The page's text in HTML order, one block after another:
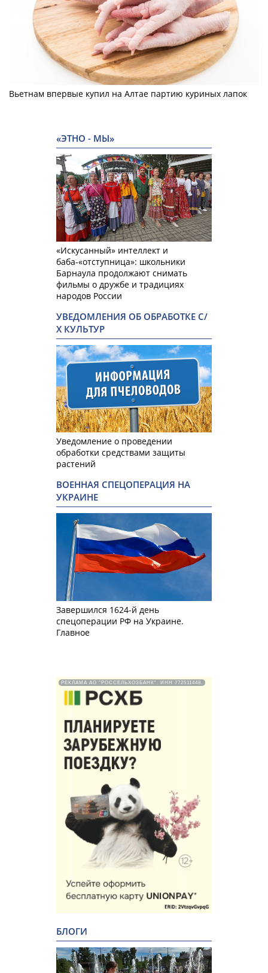
Вьетнам впервые купил на Алтае партию куриных лапок
«ЭТНО - МЫ»
«Искусанный» интеллект и
баба-«отступница»: школьники
Барнаула продолжают снимать
фильмы о дружбе и традициях
народов России
УВЕДОМЛЕНИЯ ОБ ОБРАБОТКЕ С/
Х КУЛЬТУР
Уведомление о проведении
обработки средствами защиты
растений
ВОЕННАЯ СПЕЦОПЕРАЦИЯ НА
УКРАИНЕ
Завершился 1624-й день
спецоперации РФ на Украине.
Главное
РЕКЛАМА АО "РОССЕЛЬХОЗБАНК". ИНН 772511448.
БЛОГИ